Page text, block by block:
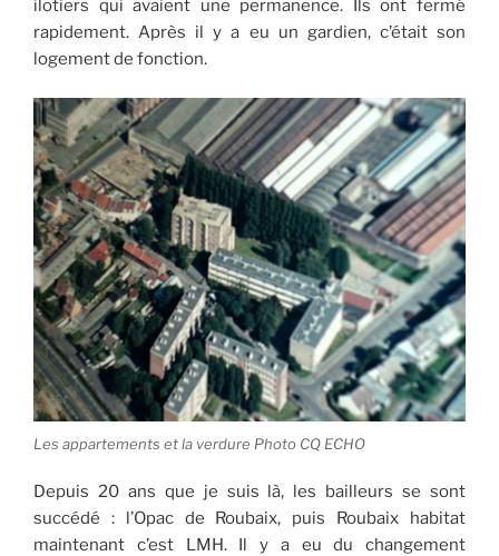
ilotiers qui avaient une permanence. Ils ont fermé
rapidement. Après il y a eu un gardien, c’était son
logement de fonction.
Les appartements et la verdure Photo CQ ECHO
Depuis 20 ans que je suis là, les bailleurs se sont
succédé : l’Opac de Roubaix, puis Roubaix habitat
maintenant c’est LMH. Il y a eu du changement